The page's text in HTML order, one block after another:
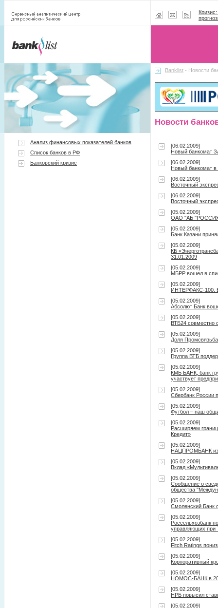
Анализ финансовых показателей банков
Список банков в РФ
Банковский кризис
Banklist - Новости
Новости
[06.02.2009]
Новый банкомат
[06.02.2009]
Новый банкомат
[06.02.2009]
Восточный
[06.02.2009]
Восточный
[05.02.2009]
ОАО "АБ "РОССИЯ"
[05.02.2009]
Банк Казани
[05.02.2009]
КБ
31.01.2009
[05.02.2009]
МБРР вошел в
[05.02.2009]
ИНТЕРФАКС-100.
[05.02.2009]
Абсолют Банк
[05.02.2009]
ВТБ24 совместно
[05.02.2009]
Доля
[05.02.2009]
Группа ВТБ
[05.02.2009]
КМБ БАНК, банк
участвует
[05.02.2009]
Сбербанк России
[05.02.2009]
Футбол – наш
[05.02.2009]
Расширяем
Кредит»
[05.02.2009]
НАЦПРОМБАНК
[05.02.2009]
Вклад
[05.02.2009]
Сообщение о
общества
[05.02.2009]
Смоленский Банк
[05.02.2009]
Россельхозбанк
управляющих при
[05.02.2009]
Fitch Ratings
[05.02.2009]
Корпоративный
[05.02.2009]
НОМОС-БАНК в
[05.02.2009]
НРБ повысил
[05.02.2009]